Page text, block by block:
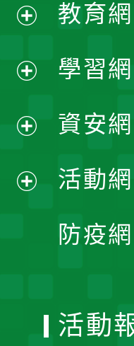
選
單
開
選
單
開
選
單
開
選
開
教育
學習
資安
活動
防疫
活動